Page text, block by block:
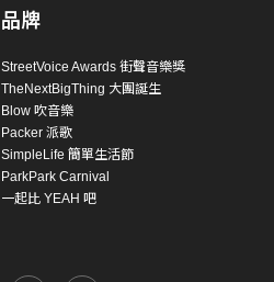
品牌
StreetVoice Awards 街聲音樂獎
TheNextBigThing 大團誕生
Blow 吹音樂
Packer 派歌
SimpleLife 簡單生活節
ParkPark Carnival
一起比 YEAH 吧